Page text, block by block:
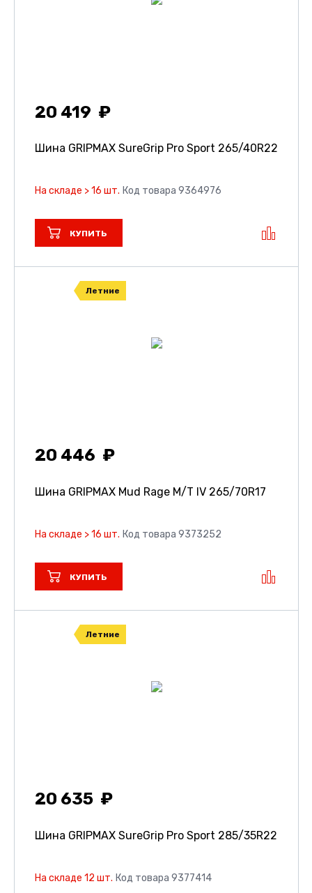
20 419
Шина GRIPMAX SureGrip Pro Sport 265/40R22
На складе > 16 шт. Код товара 9364976
КУПИТЬ
Летние
20 446
Шина GRIPMAX Mud Rage M/T IV 265/70R17
На складе > 16 шт. Код товара 9373252
КУПИТЬ
Летние
20 635
Шина GRIPMAX SureGrip Pro Sport 285/35R22
На складе 12 шт. Код товара 9377414